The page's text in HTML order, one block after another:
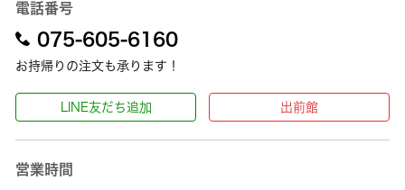
電話番号
075-605-6160
お持帰りの注文も承ります！
LINE友だち追加 出前館
営業時間